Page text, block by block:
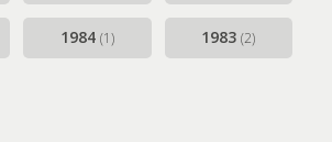
1984 (1) 1983(2)